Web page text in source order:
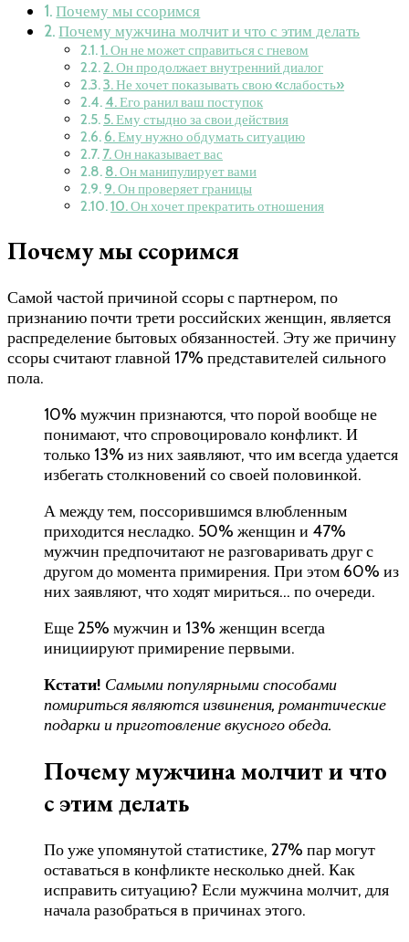
Почему мы ссоримся
Почему мужчина молчит и что с этим делать
1. Он не может справиться с гневом
2. Он продолжает внутренний диалог
3. Не хочет показывать свою «слабость»
4. Его ранил ваш поступок
5. Ему стыдно за свои действия
6. Ему нужно обдумать ситуацию
7. Он наказывает вас
8. Он манипулирует вами
9. Он проверяет границы
10. Он хочет прекратить отношения
Почему мы ссоримся
Самой частой причиной ссоры с партнером, по
признанию почти трети российских женщин, является
распределение бытовых обязанностей. Эту же причину
ссоры считают главной 17% представителей сильного
пола.
10% мужчин признаются, что порой вообще не
понимают, что спровоцировало конфликт. И
только 13% из них заявляют, что им всегда удается
избегать столкновений со своей половинкой.
А между тем, поссорившимся влюбленным
приходится несладко. 50% женщин и 47%
мужчин предпочитают не разговаривать друг с
другом до момента примирения. При этом 60% из
них заявляют, что ходят мириться… по очереди.
Еще 25% мужчин и 13% женщин всегда
инициируют примирение первыми.
Кстати! Самыми популярными способами
помириться являются извинения, романтические
подарки и приготовление вкусного обеда.
Почему мужчина молчит и что
с этим делать
По уже упомянутой статистике, 27% пар могут
оставаться в конфликте несколько дней. Как
исправить ситуацию? Если мужчина молчит, для
начала разобраться в причинах этого.